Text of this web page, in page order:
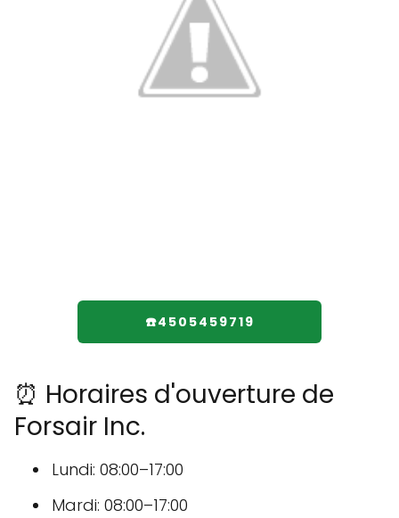
☎️4505459719
⏰ Horaires d'ouverture de
Forsair Inc.
Lundi: 08:00–17:00
Mardi: 08:00–17:00